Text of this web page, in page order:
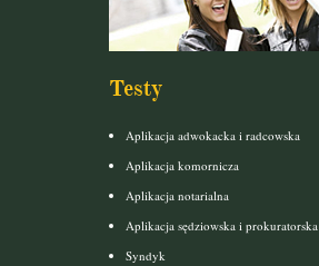
Testy
Aplikacja adwokacka i radcowska
Aplikacja komornicza
Aplikacja notarialna
Aplikacja sędziowska i prokuratorska
Syndyk